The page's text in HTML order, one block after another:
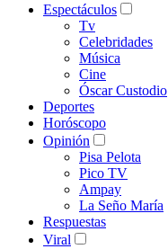
Espectáculos
Tv
Celebridades
Música
Cine
Óscar Custodio
Deportes
Horóscopo
Opinión
Pisa Pelota
Pico TV
Ampay
La Seño María
Respuestas
Viral